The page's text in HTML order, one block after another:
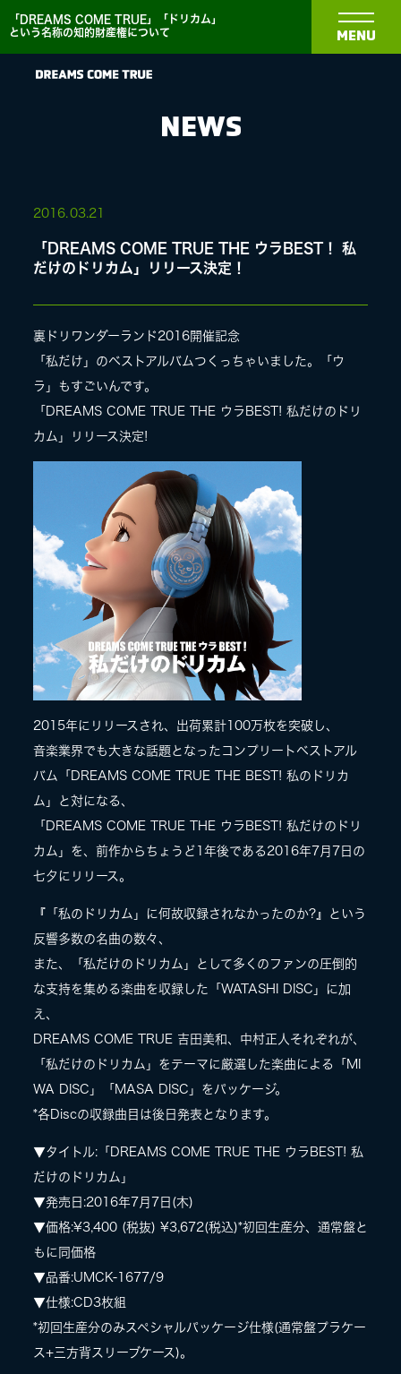
「DREAMS COME TRUE」「ドリカム」
という名称の知的財産権について
MENU
BIOGRAPHY
MEDIA
LIVE
SPECIAL SITE
MASA BLOG
NEWS
2016. 03.21
「DREAMS COME TRUE THE ウラBEST！ 私
だけのドリカム」リリース決定！
裏ドリワンダーランド2016開催記念
「私だけ」のベストアルバムつくっちゃいました。「ウ
ラ」もすごいんです。
「DREAMS COME TRUE THE ウラBEST! 私だけのドリ
カム」リリース決定!
2015年にリリースされ、出荷累計100万枚を突破し、
音楽業界でも大きな話題となったコンプリートベストアル
バム「DREAMS COME TRUE THE BEST! 私のドリカ
ム」と対になる、
「DREAMS COME TRUE THE ウラBEST! 私だけのドリ
カム」を、前作からちょうど1年後である2016年7月7日の
七夕にリリース。
『「私のドリカム」に何故収録されなかったのか?』という
反響多数の名曲の数々、
また、「私だけのドリカム」として多くのファンの圧倒的
な支持を集める楽曲を収録した「WATASHI DISC」に加
え、
DREAMS COME TRUE 吉田美和、中村正人それぞれが、
「私だけのドリカム」をテーマに厳選した楽曲による「MI
WA DISC」「MASA DISC」をパッケージ。
*各Discの収録曲目は後日発表となります。
▼タイトル:「DREAMS COME TRUE THE ウラBEST! 私
だけのドリカム」
▼発売日:2016年7月7日(木)
▼価格:¥3,400 (税抜) ¥3,672(税込)*初回生産分、通常盤と
もに同価格
▼品番:UMCK-1677/9
▼仕様:CD3枚組
*初回生産分のみスペシャルパッケージ仕様(通常盤プラケー
ス+三方背スリーブケース)。